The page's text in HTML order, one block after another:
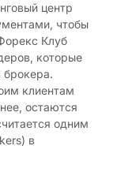
центр
чтобы
Клуб
которые
брокера.
клиентам
остаются
одним
в